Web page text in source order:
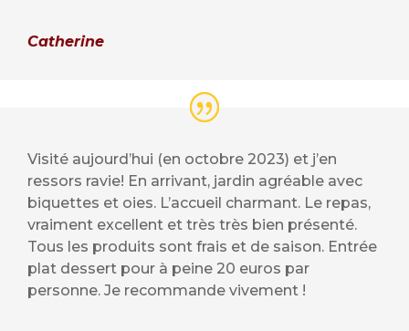
Catherine
Visité aujourd’hui (en octobre 2023) et j’en
ressors ravie! En arrivant, jardin agréable avec
biquettes et oies. L’accueil charmant. Le repas,
vraiment excellent et très très bien présenté.
Tous les produits sont frais et de saison. Entrée
plat dessert pour à peine 20 euros par
personne. Je recommande vivement !